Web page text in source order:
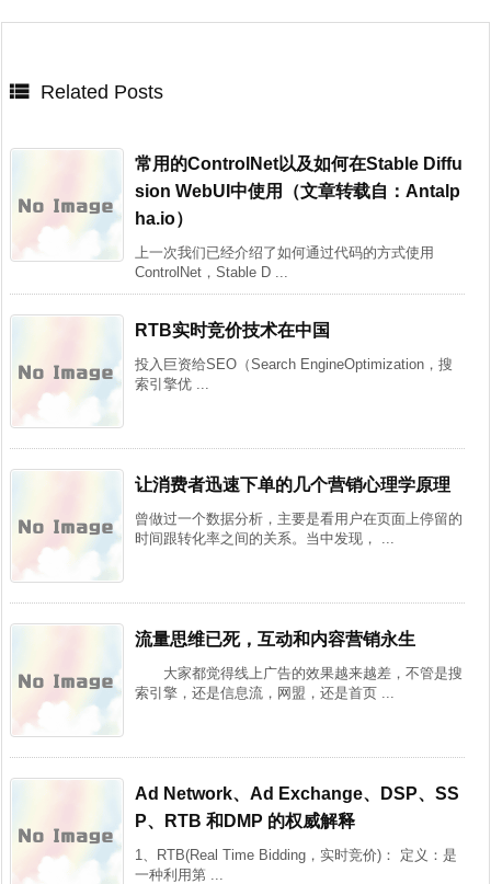
 Related Posts
常用的ControlNet以及如何在Stable Diffu
sion WebUI中使用（文章转载自：Antalp
ha.io）
上一次我们已经介绍了如何通过代码的方式使用
ControlNet，Stable D ...
RTB实时竞价技术在中国
投入巨资给SEO（Search EngineOptimization，搜
索引擎优 ...
让消费者迅速下单的几个营销心理学原理
曾做过一个数据分析，主要是看用户在页面上停留的
时间跟转化率之间的关系。当中发现， ...
流量思维已死，互动和内容营销永生
大家都觉得线上广告的效果越来越差，不管是搜
索引擎，还是信息流，网盟，还是首页 ...
Ad Network、Ad Exchange、DSP、SS
P、RTB 和DMP 的权威解释
1、RTB(Real Time Bidding，实时竞价)： 定义：是
一种利用第 ...